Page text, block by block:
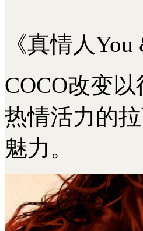
《真情人You
COCO改变
热情活力的
魅力。